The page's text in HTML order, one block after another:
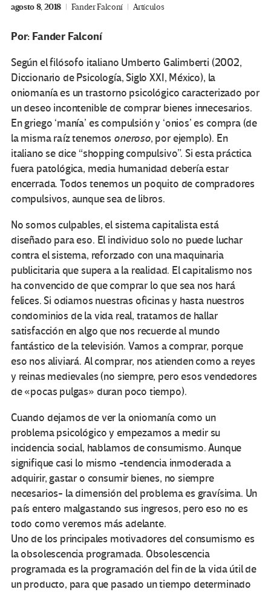
agosto 8, 2018 Fander Falconí Artículos
Por: Fander Falconí
Según el filósofo italiano Umberto Galimberti (2002,
Diccionario de Psicología, Siglo XXI, México), la
oniomanía es un trastorno psicológico caracterizado por
un deseo incontenible de comprar bienes innecesarios.
En griego ‘manía’ es compulsión y ‘onios’ es compra (de
la misma raíz tenemos oneroso, por ejemplo). En
italiano se dice “shopping compulsivo”. Si esta práctica
fuera patológica, media humanidad debería estar
encerrada. Todos tenemos un poquito de compradores
compulsivos, aunque sea de libros.
No somos culpables, el sistema capitalista está
diseñado para eso. El individuo solo no puede luchar
contra el sistema, reforzado con una maquinaria
publicitaria que supera a la realidad. El capitalismo nos
ha convencido de que comprar lo que sea nos hará
felices. Si odiamos nuestras oficinas y hasta nuestros
condominios de la vida real, tratamos de hallar
satisfacción en algo que nos recuerde al mundo
fantástico de la televisión. Vamos a comprar, porque
eso nos aliviará. Al comprar, nos atienden como a reyes
y reinas medievales (no siempre, pero esos vendedores
de «pocas pulgas» duran poco tiempo).
Cuando dejamos de ver la oniomanía como un
problema psicológico y empezamos a medir su
incidencia social, hablamos de consumismo. Aunque
signifique casi lo mismo -tendencia inmoderada a
adquirir, gastar o consumir bienes, no siempre
necesarios- la dimensión del problema es gravísima. Un
país entero malgastando sus ingresos, pero eso no es
todo como veremos más adelante.
Uno de los principales motivadores del consumismo es
la obsolescencia programada. Obsolescencia
programada es la programación del fin de la vida útil de
un producto, para que pasado un tiempo determinado